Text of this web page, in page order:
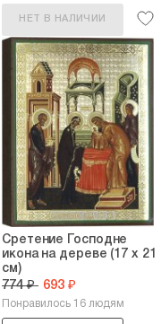
НЕТ В НАЛИЧИИ
Сретение Господне
икона на дереве (17 х 21
см)
774 ₽ 693 ₽
Понравилось 16 людям